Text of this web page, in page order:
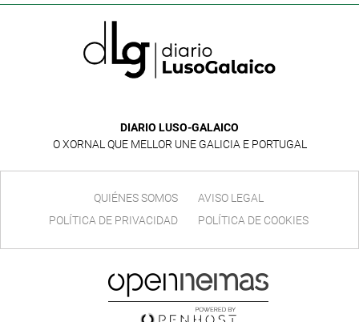
DIARIO LUSO-GALAICO
O XORNAL QUE MELLOR UNE GALICIA E PORTUGAL
QUIÉNES SOMOS
AVISO LEGAL
POLÍTICA DE PRIVACIDAD
POLÍTICA DE COOKIES